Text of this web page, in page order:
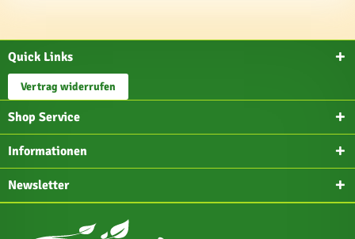
Quick Links
Vertrag widerrufen
Shop Service
Informationen
Newsletter